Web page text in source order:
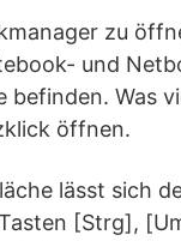
zu
und
Was
öffnen.
lässt sich
[Strg],